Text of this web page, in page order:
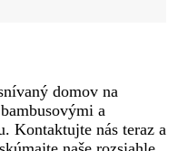
domov na
a
Kontaktujte nás teraz a